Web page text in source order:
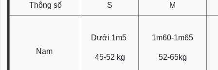
Thông số S M
Nam
Dưới 1m5
45-52 kg
1m60-1m65
52-65kg